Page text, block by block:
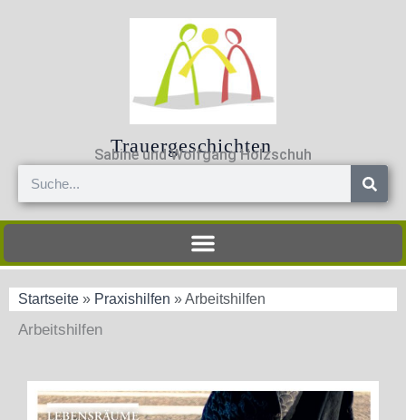
Trauergeschichten
Sabine und Wolfgang Holzschuh
Startseite » Praxishilfen »Arbeitshilfen
Arbeitshilfen